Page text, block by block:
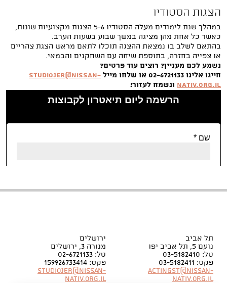
הצגות הסטודיו
במהלך שנת לימודים מעלה הסטודיו 5-6 הצגות מקצועיות שונות,
כאשר כל אחת מהן מציגה במשך שבוע בשעות הערב.
בהתאם לשלב בו נמצאת ההצגה תוכלו לתאם מראש הצגת צהריים
או צפייה בחזרה, בתוספת שיחה עם השחקנים והבמאי.
נשמע לכם מעניין? רוצים עוד פרטים?
חייגו אלינו 02-6721133 או שלחו מייל
Studiojer@nissan-
nativ.org.il ונשמח לעזור!
תל אביב
נועם 5, תל אביב יפו
טל: 03-5182410
פקס: 03-5182411
Actingst@nissan-
nativ.org.il
ירושלים
מנורה 3, ירושלים
טל: 02-6721133
פקס: 159926733414
Studiojer@nissan-
nativ.org.il